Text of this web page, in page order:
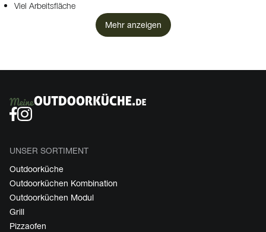
Viel Arbeitsfläche
Mehr anzeigen
UNSER SORTIMENT
Outdoorküche
Outdoorküchen Kombination
Outdoorküchen Modul
Grill
Pizzaofen